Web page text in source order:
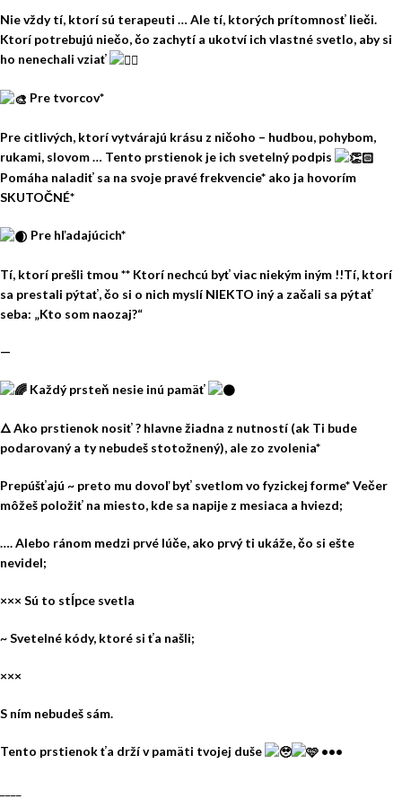
Nie vždy tí, ktorí sú terapeuti … Ale tí, ktorých prítomnosť lieči.
Ktorí potrebujú niečo, čo zachytí a ukotví ich vlastné svetlo, aby si
ho nenechali vziať
Pre tvorcov*
Pre citlivých, ktorí vytvárajú krásu z ničoho – hudbou, pohybom,
rukami, slovom … Tento prstienok je ich svetelný podpis
Pomáha naladiť sa na svoje pravé frekvencie* ako ja hovorím
SKUTOČNÉ*
Pre hľadajúcich*
Tí, ktorí prešli tmou ** Ktorí nechcú byť viac niekým iným !!Tí, ktorí
sa prestali pýtať, čo si o nich myslí NIEKTO iný a začali sa pýtať
seba: „Kto som naozaj?“
—
Každý prsteň nesie inú pamäť
🜂 Ako prstienok nosiť ? hlavne žiadna z nutností (ak Ti bude
podarovaný a ty nebudeš stotožnený), ale zo zvolenia*
Prepúšťajú ~ preto mu dovoľ byť svetlom vo fyzickej forme* Večer
môžeš položiť na miesto, kde sa napije z mesiaca a hviezd;
…. Alebo ránom medzi prvé lúče, ako prvý ti ukáže, čo si ešte
nevidel;
××× Sú to stĺpce svetla
~ Svetelné kódy, ktoré si ťa našli;
×××
S ním nebudeš sám.
Tento prstienok ťa drží v pamäti tvojej duše •••